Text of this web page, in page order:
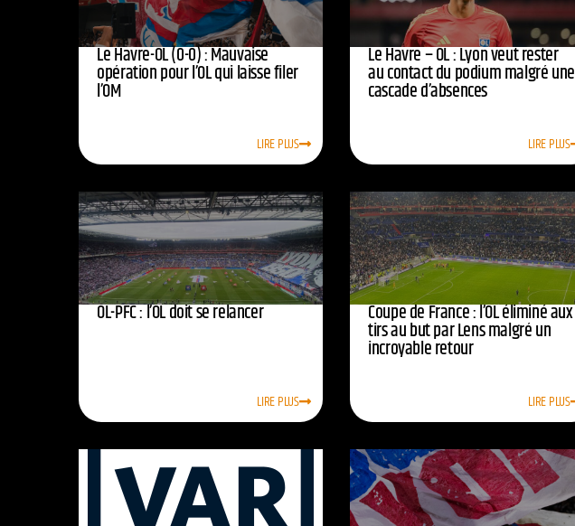
Le Havre-OL (0-0) : Mauvaise
opération pour l’OL qui laisse filer
l’OM
LIRE PLUS
Le Havre – OL : Lyon veut rester
au contact du podium malgré une
cascade d’absences
LIRE PLUS
OL-PFC : l’OL doit se relancer
LIRE PLUS
Coupe de France : l’OL éliminé aux
tirs au but par Lens malgré un
incroyable retour
LIRE PLUS